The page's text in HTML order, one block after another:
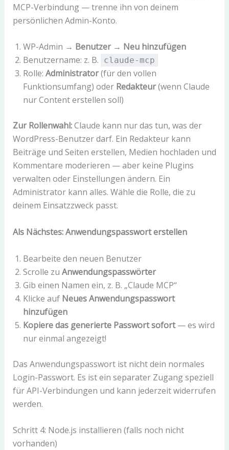
MCP-Verbindung — trenne ihn von deinem
persönlichen Admin-Konto.
WP-Admin → Benutzer → Neu hinzufügen
Benutzername: z. B.
claude-mcp
Rolle: Administrator(für den vollen
Funktionsumfang) oder Redakteur(wenn Claude
nur Content erstellen soll)
Zur Rollenwahl:Claude kann nur das tun, was der
WordPress-Benutzer darf. Ein Redakteur kann
Beiträge und Seiten erstellen, Medien hochladen und
Kommentare moderieren — aber keine Plugins
verwalten oder Einstellungen ändern. Ein
Administrator kann alles. Wähle die Rolle, die zu
deinem Einsatzzweck passt.
Als Nächstes: Anwendungspasswort erstellen
Bearbeite den neuen Benutzer
Scrolle zu Anwendungspasswörter
Gib einen Namen ein, z. B. „Claude MCP“
Klicke auf Neues Anwendungspasswort
hinzufügen
Kopiere das generierte Passwort sofort— es wird
nur einmal angezeigt!
Das Anwendungspasswort ist nicht dein normales
Login-Passwort. Es ist ein separater Zugang speziell
für API-Verbindungen und kann jederzeit widerrufen
werden.
Schritt 4: Node.js installieren (falls noch nicht
vorhanden)